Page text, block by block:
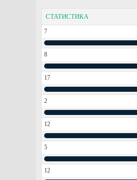
СТАТИСТИКА
7
8
17
2
12
5
12